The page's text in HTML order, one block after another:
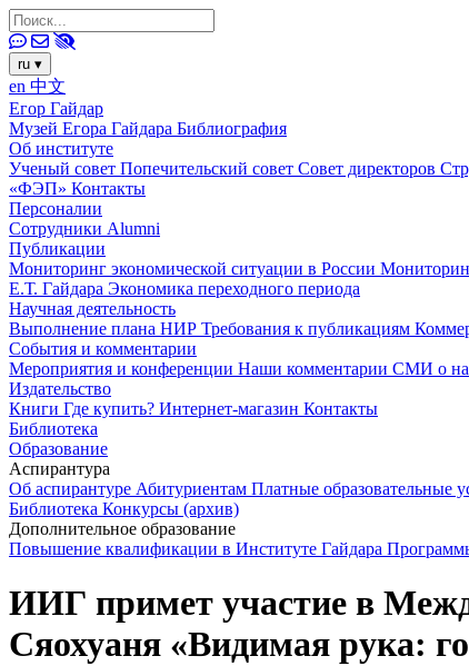
ru ▾
en 中文
Егор Гайдар
Музей Егора Гайдара Библиография
Об институте
Ученый совет Попечительский совет Совет директоров
«ФЭП» Контакты
Персоналии
Сотрудники Alumni
Публикации
Мониторинг экономической ситуации в России
Е.Т. Гайдара Экономика переходного периода
Научная деятельность
Выполнение плана НИР Требования к публикациям
События и комментарии
Мероприятия и конференции Наши комментарии СМИ о
Издательство
Книги Где купить? Интернет-магазин Контакты
Библиотека
Образование
Аспирантура
Об аспирантуре Абитуриентам Платные образовательные
Библиотека Конкурсы (архив)
Дополнительное образование
Повышение квалификации в Институте Гайдара
ИИГ примет участие в
Сяохуаня «Видимая рука: